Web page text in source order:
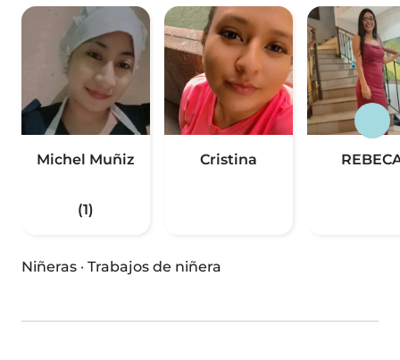
Michel Muñiz
(1)
Cristina
Niñeras · Trabajos de niñera